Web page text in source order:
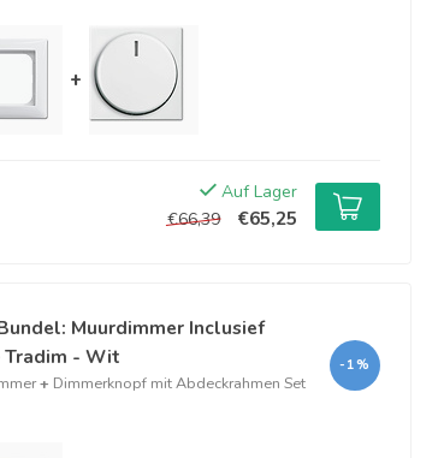
+
Auf Lager
€66,39
€65,25
Muurdimmer Inclusief
Tradim - Wit
+ Dimmerknopf mit Abdeckrahmen Set
-1%